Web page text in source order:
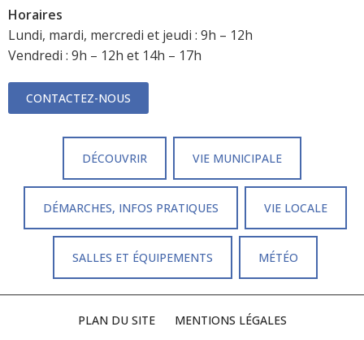
Horaires
Lundi, mardi, mercredi et jeudi : 9h – 12h
Vendredi : 9h – 12h et 14h – 17h
CONTACTEZ-NOUS
DÉCOUVRIR VIE MUNICIPALE
DÉMARCHES, INFOS PRATIQUES VIE LOCALE
SALLES ET ÉQUIPEMENTS MÉTÉO
PLAN DU SITE
MENTIONS LÉGALES